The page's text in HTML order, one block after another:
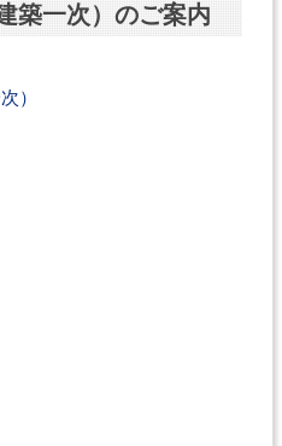
築一次）のご案内
）